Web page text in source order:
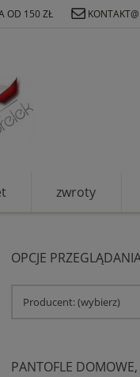
zwroty
OD 150 ZŁ
OPCJE
Producent: (wybierz)
PANTOFLE